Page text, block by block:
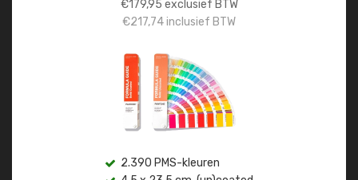
€179,95 exclusief BTW
€217,74inclusief BTW
2.390 PMS-kleuren